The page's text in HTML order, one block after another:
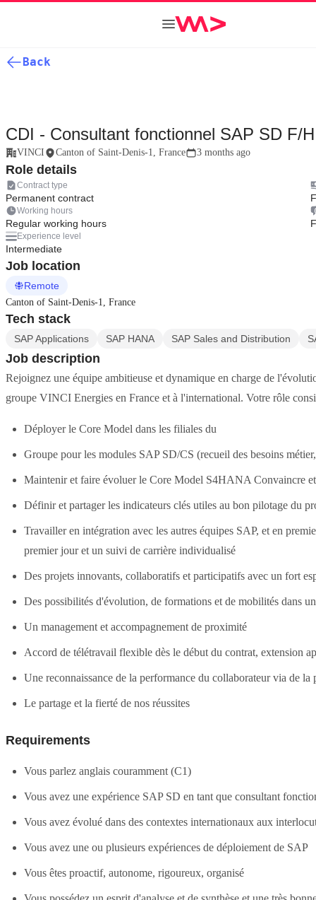
Back
CDI - Consultant fonctionnel SAP SD F/H
VINCI Canton of Saint-Denis-1, France 3 months ago
Role details
Contract type
Permanent contract
Working hours
Regular working hours
Experience level
Intermediate
Job location
Remote
Canton of Saint-Denis-1, France
Tech stack
SAP Applications SAP HANA SAP Sales and Distribution
Job description
Rejoignez une équipe ambitieuse et dynamique en charge de
groupe VINCI Energies en France et à l'international. Votre rôle
Déployer le Core Model dans les filiales du
Groupe pour les modules SAP SD/CS (recueil des besoins
Maintenir et faire évoluer le Core Model S4HANA Convaincre
Définir et partager les indicateurs clés utiles au bon pilotage du
Travailler en intégration avec les autres équipes SAP, et en
premier jour et un suivi de carrière individualisé
Des projets innovants, collaboratifs et participatifs avec un fort
Des possibilités d'évolution, de formations et de mobilités dans
Un management et accompagnement de proximité
Accord de télétravail flexible dès le début du contrat, extension
Une reconnaissance de la performance du collaborateur via de
Le partage et la fierté de nos réussites
Requirements
Vous parlez anglais couramment (C1)
Vous avez une expérience SAP SD en tant que consultant
Vous avez évolué dans des contextes internationaux aux
Vous avez une ou plusieurs expériences de déploiement de SAP
Vous êtes proactif, autonome, rigoureux, organisé